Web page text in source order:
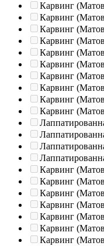
Карвинг
Карвинг
Карвинг
Карвинг
Карвинг
Карвинг
Карвинг
Карвинг
Карвинг
Карвинг
Карвинг
Карвинг
Карвинг
Карвинг
Карвинг
Карвинг
Карвинг